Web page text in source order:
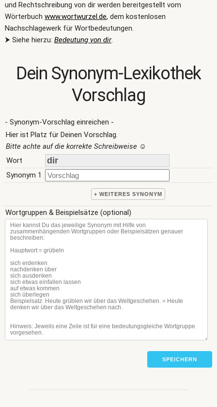
und Rechtschreibung von dir werden bereitgestellt vom
Wörterbuch www.wortwurzel.de, dem kostenlosen
Nachschlagewerk für Wortbedeutungen.
⮞ Siehe hierzu: Bedeutung von dir.
Dein Synonym-Lexikothek
Vorschlag
- Synonym-Vorschlag einreichen -
Hier ist Platz für Deinen Vorschlag.
Bitte achte auf die korrekte Schreibweise ☺
Wort
Synonym 1
+ WEITERES SYNONYM
Wortgruppen & Beispielsätze (optional)
SPEICHERN